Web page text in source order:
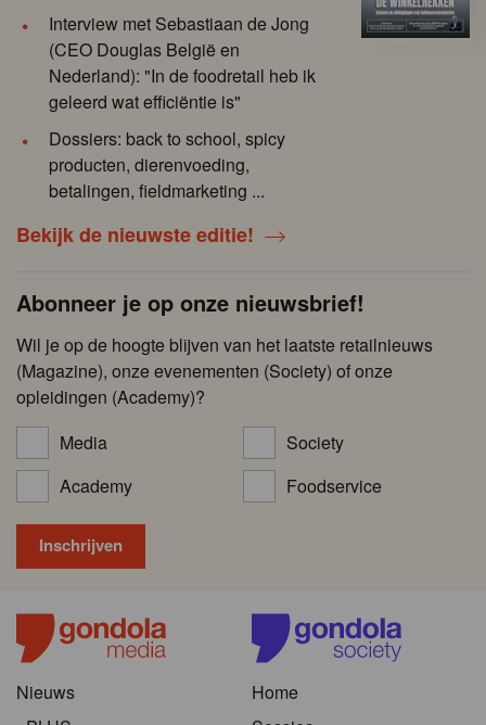
Interview met Sebastiaan de Jong
(CEO Douglas België en
Nederland): "In de foodretail heb ik
geleerd wat efficiëntie is"
Dossiers: back to school, spicy
producten, dierenvoeding,
betalingen, fieldmarketing ...
Bekijk de nieuwste editie!
Abonneer je op onze nieuwsbrief!
Wil je op de hoogte blijven van het laatste retailnieuws
(Magazine), onze evenementen (Society) of onze
opleidingen (Academy)?
Media
Society
Academy
Foodservice
Nieuws
Home